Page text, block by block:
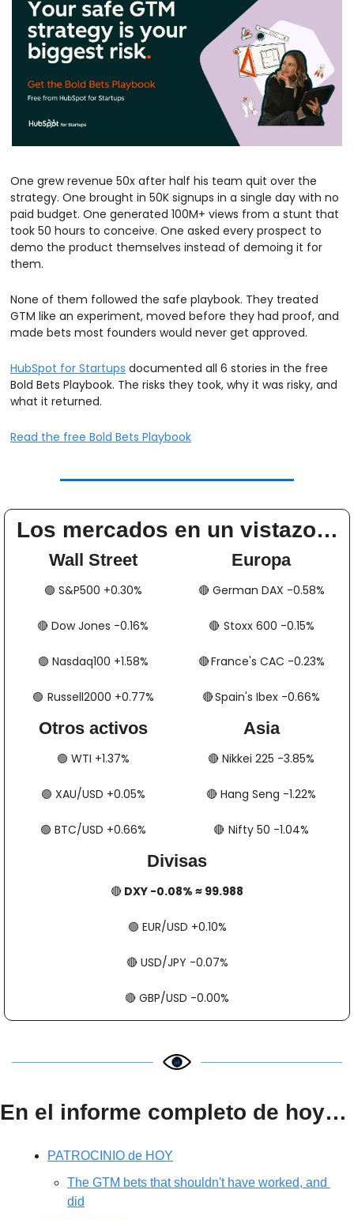
One grew revenue 50x after half his team quit over the
strategy. One brought in 50K signups in a single day with no
paid budget. One generated 100M+ views from a stunt that
took 50 hours to conceive. One asked every prospect to
demo the product themselves instead of demoing it for
them.
None of them followed the safe playbook. They treated
GTM like an experiment, moved before they had proof, and
made bets most founders would never get approved.
HubSpot for Startups documented all 6 stories in the free
Bold Bets Playbook. The risks they took, why it was risky, and
what it returned.
Read the free Bold Bets Playbook
Los mercados en un vistazo…
Wall Street
🟢 ​​​​ S&P500 +0.30%
🔴 ​​​​ Dow Jones -0.16%
🟢 ​​​​ Nasdaq100 +1.58%
🟢 ​​​  Russell2000 +0.77%
Otros activos
🟢 ​​​​ WTI +1.37%
🟢 ​​​​ XAU/USD +0.05%
🟢 ​​​​ BTC/USD +0.66%
Europa
🔴​​​​​​ German DAX -0.58%
🔴​​​​​​​​  Stoxx 600 -0.15%
🔴​​​​  France's CAC -0.23%
🔴​​​​​​​​  Spain's Ibex -0.66%
Asia
🔴 ​​​​ Nikkei 225 -3.85%
🔴 ​​​​ Hang Seng -1.22%
🔴 ​​​  Nifty 50 -1.04%
Divisas
🔴 DXY -0.08% ≈ 99.988
🟢 ​​​​ EUR/USD +0.10%
🔴​​​​ USD/JPY -0.07%
🔴 ​​​​ GBP/USD -0.00%
En el informe completo de hoy…
PATROCINIO de HOY
The GTM bets that shouldn't have worked, and
did